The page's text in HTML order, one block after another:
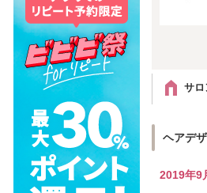
サロ
ヘアデ
2019年9